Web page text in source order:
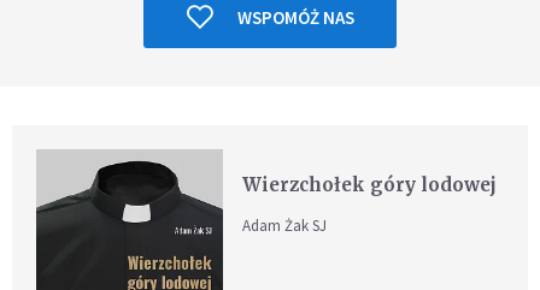
WSPOMÓŻ NAS
Wierzchołek góry lodowej
Adam Żak SJ